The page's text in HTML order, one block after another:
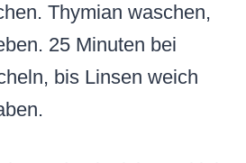
Thymian waschen,
25 Minuten bei
bis Linsen weich